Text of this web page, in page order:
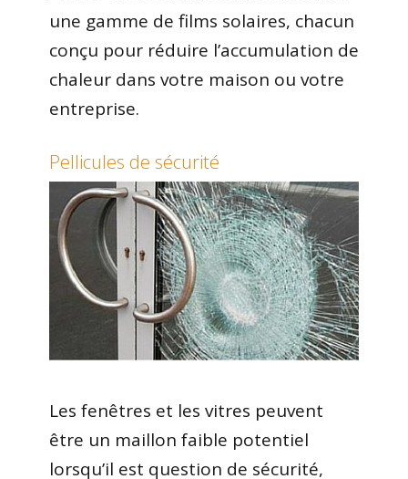
une gamme de films solaires, chacun
conçu pour réduire l’accumulation de
chaleur dans votre maison ou votre
entreprise.
Pellicules de sécurité
Les fenêtres et les vitres peuvent
être un maillon faible potentiel
lorsqu’il est question de sécurité,